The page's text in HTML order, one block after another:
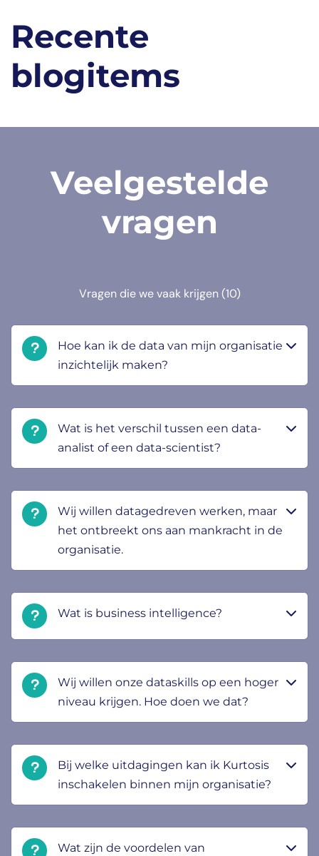
Recente
blogitems
Veelgestelde
vragen
Vragen die we vaak krijgen(10)
Hoe kan ik de data van mijn organisatie
inzichtelijk maken?
Wat is het verschil tussen een data-
analist of een data-scientist?
Wij willen datagedreven werken, maar
het ontbreekt ons aan mankracht in de
organisatie.
Wat is business intelligence?
Wij willen onze dataskills op een hoger
niveau krijgen. Hoe doen we dat?
Bij welke uitdagingen kan ik Kurtosis
inschakelen binnen mijn organisatie?
Wat zijn de voordelen van